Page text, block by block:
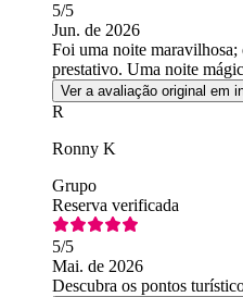
5/5
Jun. de 2026
Foi uma noite
prestativo. Uma noite
Ver a avaliação original em
R
Ronny K
Grupo
Reserva verificada
5/5
Mai. de 2026
Descubra os pontos